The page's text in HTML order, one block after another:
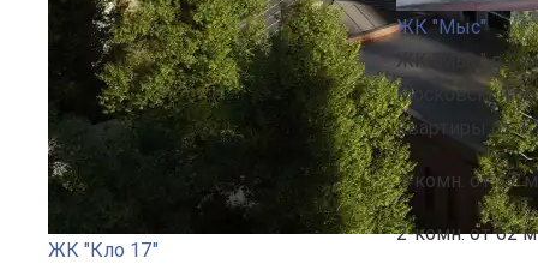
ЖК "Кло 17"
ЖК "Мыс"
ЖК "Мыс" в
Московской
квартиры от
1-комн. от 37
2-комн.от 62